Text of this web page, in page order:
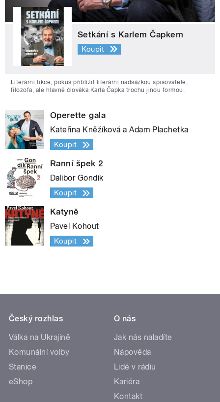
Setkání s Karlem Čapkem
Koupit
Literární fikce, pokus přiblížit literární nadsázkou spisovatele,
filozofa, ale hlavně člověka Karla Čapka trochu jinou formou.
Operette gala
Kateřina Kněžíková a Adam Plachetka
Koupit
Ranní špek 2
Dalibor Gondík
Koupit
Katyně
Pavel Kohout
Koupit
Český rozhlas
Válka na Ukrajině
Komunální volby
Stanice
eShop
O nás
Jak nás naladíte
Nápověda
Lidé v rádiu
Kariéra
Kontakt